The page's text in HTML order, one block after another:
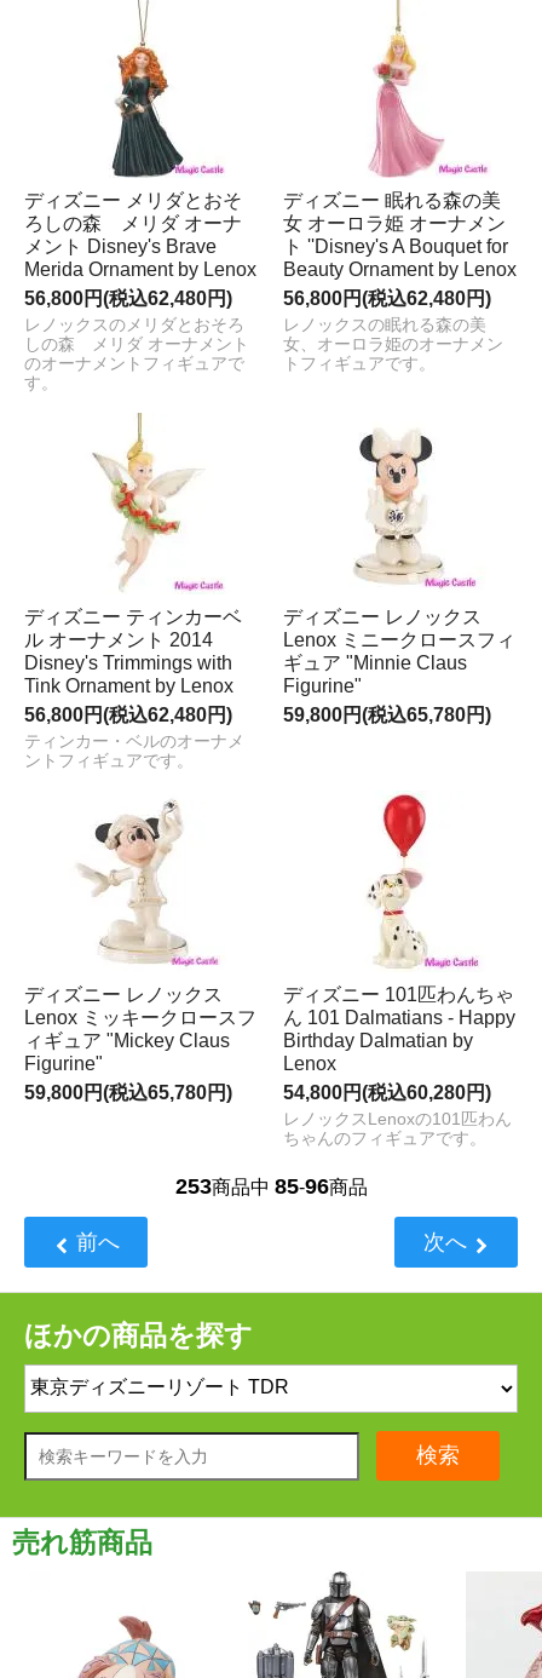
ディズニー メリダとおそ
ろしの森 メリダ オーナ
メント Disney's Brave
Merida Ornament by Lenox
56,800円(税込62,480円)
レノックスのメリダとおそろ
しの森 メリダ オーナメント
のオーナメントフィギュアで
す。
ディズニー 眠れる森の美
女 オーロラ姫 オーナメン
ト ''Disney's A Bouquet for
Beauty Ornament by Lenox
56,800円(税込62,480円)
レノックスの眠れる森の美
女、オーロラ姫のオーナメン
トフィギュアです。
ディズニー ティンカーベ
ル オーナメント 2014
Disney's Trimmings with
Tink Ornament by Lenox
56,800円(税込62,480円)
ティンカー・ベルのオーナメ
ントフィギュアです。
ディズニー レノックス
Lenox ミニークロースフィ
ギュア "Minnie Claus
Figurine"
59,800円(税込65,780円)
ディズニー レノックス
Lenox ミッキークロースフ
ィギュア "Mickey Claus
Figurine"
59,800円(税込65,780円)
ディズニー 101匹わんちゃ
ん 101 Dalmatians - Happy
Birthday Dalmatian by
Lenox
54,800円(税込60,280円)
レノックスLenoxの101匹わん
ちゃんのフィギュアです。
253商品中 85-96商品
前へ 次へ
ほかの商品を探す
検索
売れ筋商品